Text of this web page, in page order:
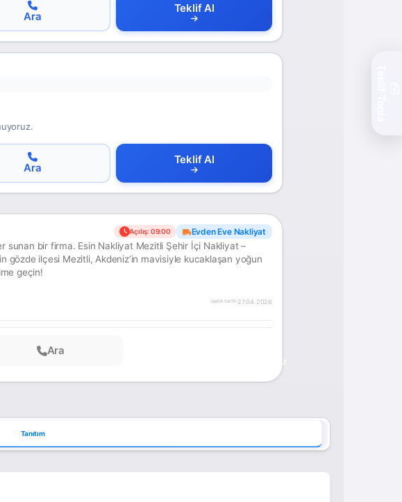
Ara
Teklif Al
Ara
Teklif Al
Açılış: 09:00 Evden Eve Nakliyat
Esin Nakliyat Mezitli Şehir İçi Nakliyat –
geçin!
üyelik tarihi: 27.04.2026
Ara
Tanıtım